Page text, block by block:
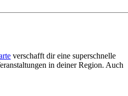
verschafft dir eine superschnelle
in deiner Region. Auch